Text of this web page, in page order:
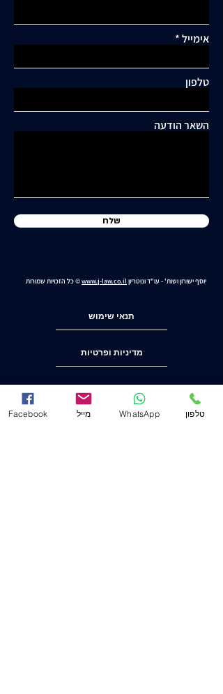
כלואה ובסיכון תחבורתי
תגובות
אימייל
טלפון
השאר הודעה
שלח
יוסף ישורון ושות' - עו"ד ונוטריוןwww.j-law.co.il© כל הזכויות שמורות
תנאי שימוש
מדיניות ופרטיות
הצהרת נגישות
Facebook מייל WhatsApp טלפון